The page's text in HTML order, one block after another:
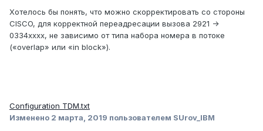
Хотелось бы понять, что можно скорректировать со стороны
CISCO, для корректной переадресации вызова 2921 ->
0334xxxx, не зависимо от типа набора номера в потоке
(«overlap» или «in block»).
Configuration TDM.txt
Изменено 2 марта, 2019 пользователем SUrov_IBM